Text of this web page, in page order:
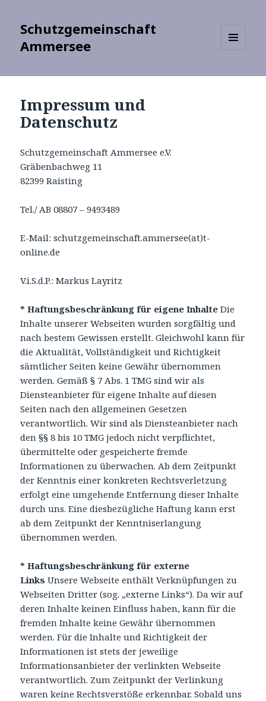
Schutzgemeinschaft
Ammersee
WIDGETS
Impressum und
Datenschutz
Schutzgemeinschaft Ammersee e.V.
Gräbenbachweg 11
82399 Raisting
Tel./ AB 08807 – 9493489
E-Mail: schutzgemeinschaft.ammersee(at)t-
online.de
V.i.S.d.P.: Markus Layritz
* Haftungsbeschränkung für eigene Inhalte Die
Inhalte unserer Webseiten wurden sorgfältig und
nach bestem Gewissen erstellt. Gleichwohl kann für
die Aktualität, Vollständigkeit und Richtigkeit
sämtlicher Seiten keine Gewähr übernommen
werden. Gemäß § 7 Abs. 1 TMG sind wir als
Diensteanbieter für eigene Inhalte auf diesen
Seiten nach den allgemeinen Gesetzen
verantwortlich. Wir sind als Diensteanbieter nach
den §§ 8 bis 10 TMG jedoch nicht verpflichtet,
übermittelte oder gespeicherte fremde
Informationen zu überwachen. Ab dem Zeitpunkt
der Kenntnis einer konkreten Rechtsverletzung
erfolgt eine umgehende Entfernung dieser Inhalte
durch uns. Eine diesbezügliche Haftung kann erst
ab dem Zeitpunkt der Kenntniserlangung
übernommen werden.
* Haftungsbeschränkung für externe
Links Unsere Webseite enthält Verknüpfungen zu
Webseiten Dritter (sog. „externe Links“). Da wir auf
deren Inhalte keinen Einfluss haben, kann für die
fremden Inhalte keine Gewähr übernommen
werden. Für die Inhalte und Richtigkeit der
Informationen ist stets der jeweilige
Informationsanbieter der verlinkten Webseite
verantwortlich. Zum Zeitpunkt der Verlinkung
waren keine Rechtsverstöße erkennbar. Sobald uns